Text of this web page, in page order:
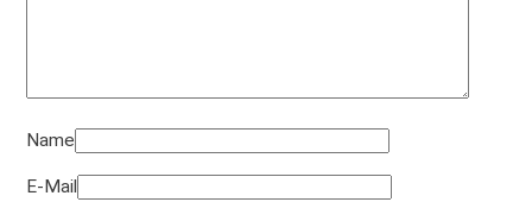
Name
E-Mail